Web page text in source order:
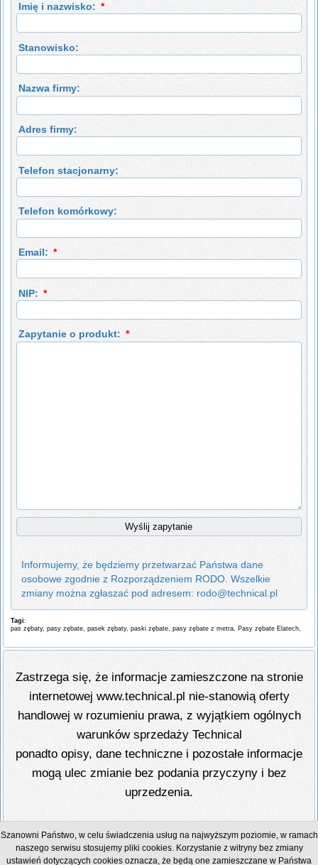
Imię i nazwisko: *
Stanowisko:
Nazwa firmy:
Adres firmy:
Telefon stacjonarny:
Telefon komórkowy:
Email: *
NIP: *
Zapytanie o produkt: *
Informujemy, że będziemy przetwarzać Państwa dane
osobowe zgodnie z Rozporządzeniem RODO. Wszelkie
zmiany można zgłaszać pod adresem: rodo@technical.pl
Tagi:
pas zębaty, pasy zębate, pasek zębaty, paski zębate, pasy zębate z metra, Pasy zębate Elatech,
Zastrzega się, że informacje zamieszczone na stronie
internetowej www.technical.pl nie-stanowią oferty
handlowej w rozumieniu prawa, z wyjątkiem ogólnych
warunków sprzedaży Technical
ponadto opisy, dane techniczne i pozostałe informacje
mogą ulec zmianie bez podania przyczyny i bez
uprzedzenia.
Technical Grzegorz Tęgos
PL 62-600 Koło, ul. Toruńska 212
Szanowni Państwo, w celu świadczenia usług na najwyższym poziomie, w ramach
naszego serwisu stosujemy pliki cookies. Korzystanie z witryny bez zmiany
ustawień dotyczących cookies oznacza, że będą one zamieszczane w Państwa